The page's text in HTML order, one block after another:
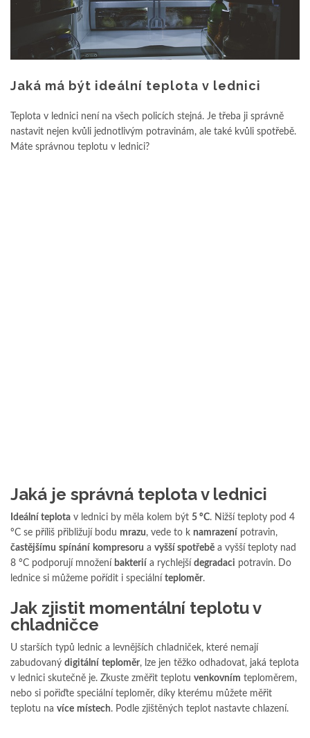
Jaká má být ideální teplota v lednici
Teplota v lednici není na všech policích stejná. Je třeba ji správně
nastavit nejen kvůli jednotlivým potravinám, ale také kvůli spotřebě.
Máte správnou teplotu v lednici?
Jaká je správná teplota v lednici
Ideální teplota v lednici by měla kolem být 5 ºC. Nižší teploty pod 4
ºC se příliš přibližují bodu mrazu, vede to k namrazení potravin,
častějšímu spínání kompresoru a vyšší spotřebě a vyšší teploty nad
8 ºC podporují množení bakterií a rychlejší degradaci potravin. Do
lednice si můžeme pořídit i speciální teploměr.
Jak zjistit momentální teplotu v
chladničce
U starších typů lednic a levnějších chladniček, které nemají
zabudovaný digitální teploměr, lze jen těžko odhadovat, jaká teplota
v lednici skutečně je. Zkuste změřit teplotu venkovním teploměrem,
nebo si pořiďte speciální teploměr, díky kterému můžete měřit
teplotu na více místech. Podle zjištěných teplot nastavte chlazení.